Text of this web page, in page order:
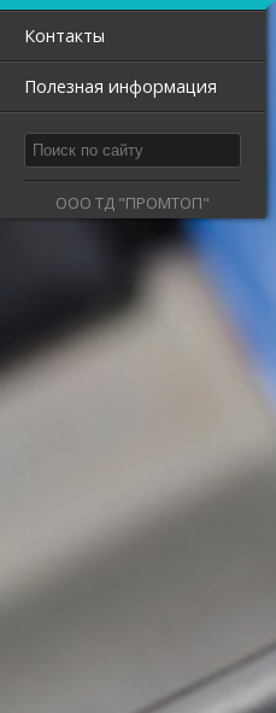
Контакты
Полезная информация
ООО ТД "ПРОМТОП"